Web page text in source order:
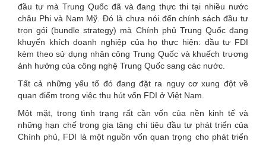
đầu tư mà Trung Quốc đã và đang thực thi tại nhiều nước
châu Phi và Nam Mỹ. Đó là chưa nói đến chính sách đầu tư
trọn gói (bundle strategy) mà Chính phủ Trung Quốc đang
khuyến khích doanh nghiệp của họ thực hiện: đầu tư FDI
kèm theo sử dụng nhân công Trung Quốc và khuếch trương
ảnh hưởng của công nghệ Trung Quốc sang các nước.
Tất cả những yếu tố đó đang đặt ra nguy cơ xung đột về
quan điểm trong việc thu hút vốn FDI ở Việt Nam.
Một mặt, trong tình trạng rất cần vốn của nền kinh tế và
những hạn chế trong gia tăng chi tiêu đầu tư phát triển của
Chính phủ, FDI là một nguồn vốn quan trọng cho phát triển